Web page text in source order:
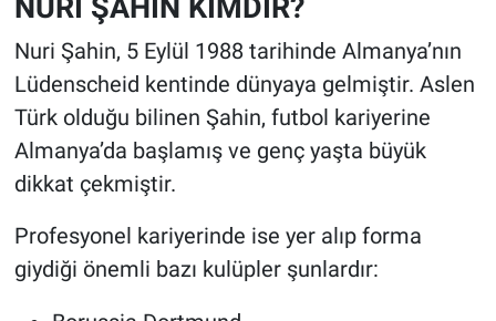
NURİ ŞAHİN KİMDİR?
Nuri Şahin, 5 Eylül 1988 tarihinde Almanya’nın
Lüdenscheid kentinde dünyaya gelmiştir. Aslen
Türk olduğu bilinen Şahin, futbol kariyerine
Almanya’da başlamış ve genç yaşta büyük
dikkat çekmiştir.
Profesyonel kariyerinde ise yer alıp forma
giydiği önemli bazı kulüpler şunlardır: